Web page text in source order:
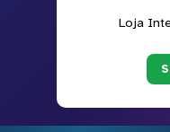
Loja